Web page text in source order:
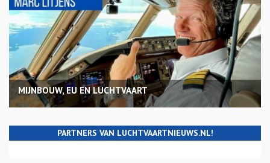
MIJNBOUW, EU EN LUCHTVAART
PARTNERS VAN LUCHTVAARTNIEUWS.NL!